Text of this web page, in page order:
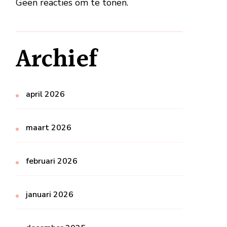
Geen reacties om te tonen.
Archief
april 2026
maart 2026
februari 2026
januari 2026